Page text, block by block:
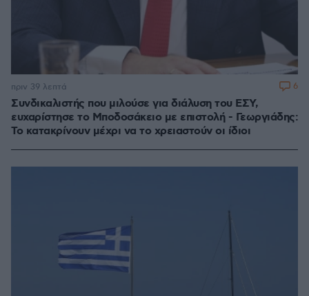
Συνδικαλιστής που μιλούσε για διάλυση του ΕΣΥ,
ευχαρίστησε το Μποδοσάκειο με επιστολή - Γεωργιάδης:
Το κατακρίνουν μέχρι να το χρειαστούν οι ίδιοι
πριν 39 λεπτά 6